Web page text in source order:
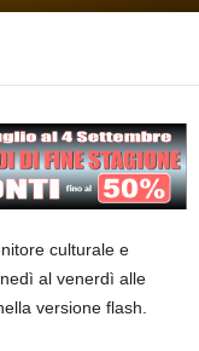
culturale e
al venerdì alle
versione flash.